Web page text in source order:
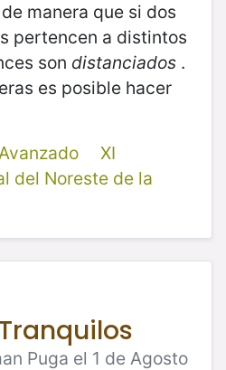
manera que si dos
pertencen a distintos
son distanciados .
es posible hacer
Avanzado
XI
del Noreste de la
Puga el 1 de Agosto